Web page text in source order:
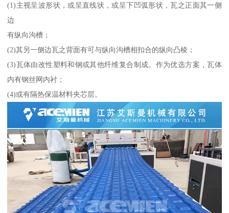
(1)主视呈波形状，或呈直线状，或呈下凹弧形状，瓦之正面其一侧
边
有纵向沟槽；
(2)其另一侧边瓦之背面有可与纵向沟槽相扣合的纵向凸棱；
(3)瓦体由改性塑料和钢或其他纤维复合制成。作为优选方案，瓦体
内有钢丝网内衬；
(4)或有隔热保温材料夹芯层。